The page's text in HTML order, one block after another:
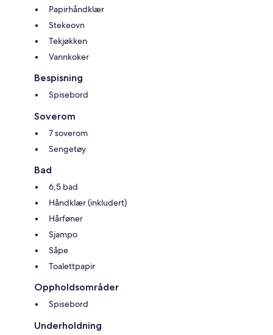
Papirhåndklær
Stekeovn
Tekjøkken
Vannkoker
Bespisning
Spisebord
Soverom
7 soverom
Sengetøy
Bad
6,5 bad
Håndklær (inkludert)
Hårføner
Sjampo
Såpe
Toalettpapir
Oppholdsområder
Spisebord
Underholdning